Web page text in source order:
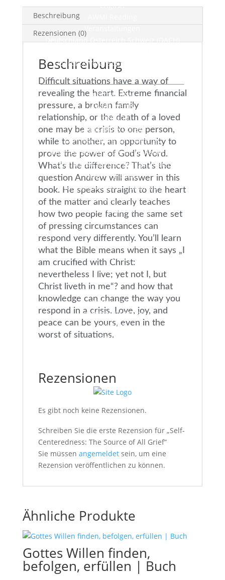
English
Veranstaltungen
Deutschland Österreich Schweiz (DACH)
Überblick Veranstaltungen 2026 in
Deutschland und Österreich (Download)
International
AWMI Events
Über uns
Charis Bible College
Die Geschichte des Dienstes
Nehmen Sie Jesus als Ihren Retter an
Empfangen Sie den Heiligen Geist
Was wir glauben
Warum kostenlose Downloads?
Nimm Kontakt mit uns auf
Datenschutzerklärung
Impressum
Webshop
AWM Webshop Deutschland
AWM Katalog | Deutsch (Download)
AWM Catalog | English (Download)
Mein Konto / Login
AWM Shop England
AWM Store USA
SPENDEN/PARTNER
Spenden
Partner
Beschreibung
Rezensionen (0)
Beschreibung
Difficult situations have a way of
revealing the heart. Extreme financial
pressure, a broken family
relationship, or the death of a loved
one may be a crisis to one person,
while to another, an opportunity to
prove the power of God’s Word.
What’s the difference? That’s the
question Andrew will answer in this
book. He speaks straight to the heart
of the matter and clearly teaches
how two people facing the same set
of pressing circumstances can
respond very differently. You’ll learn
what the Bible means when it says „I
am crucified with Christ:
nevertheless I live; yet not I, but
Christ liveth in me“? and how that
knowledge can change the way you
respond in a crisis. Love, joy, and
peace can be yours, even in the
worst of situations.
Rezensionen
Es gibt noch keine Rezensionen.
Schreiben Sie die erste Rezension für „Self-
Centeredness: The Source of All Grief“
Sie müssen angemeldetsein, um eine
Rezension veröffentlichen zu können.
Ähnliche Produkte
Gottes Willen finden,
befolgen, erfüllen | Buch